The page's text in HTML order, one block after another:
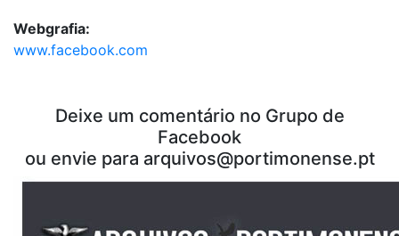
Webgrafia:
www.facebook.com
Deixe um comentário no Grupo de
Facebook
ou envie para arquivos@portimonense.pt